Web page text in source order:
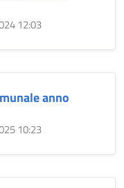
12:03
anno
10:23